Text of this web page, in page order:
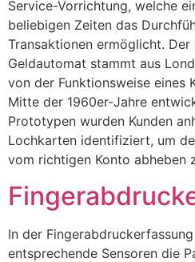
Service-Vorrichtung, welche
beliebigen Zeiten das
Transaktionen ermöglicht.
Geldautomat stammt aus
von der Funktionsweise eines
Mitte der 1960er-Jahre
Prototypen wurden Kunden
Lochkarten identifiziert, um
vom richtigen Konto abheben
In der
entsprechende Sensoren die